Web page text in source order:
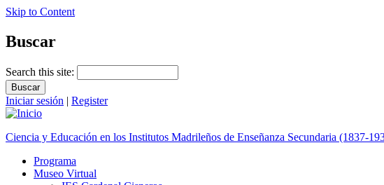
Skip to Content
Buscar
Search this site:
Iniciar sesión | Register
Ciencia y Educación en los Institutos Madrileños de Enseñanza Secundaria (1837-
Programa
Museo Virtual